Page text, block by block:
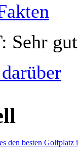
Sehr
den besten